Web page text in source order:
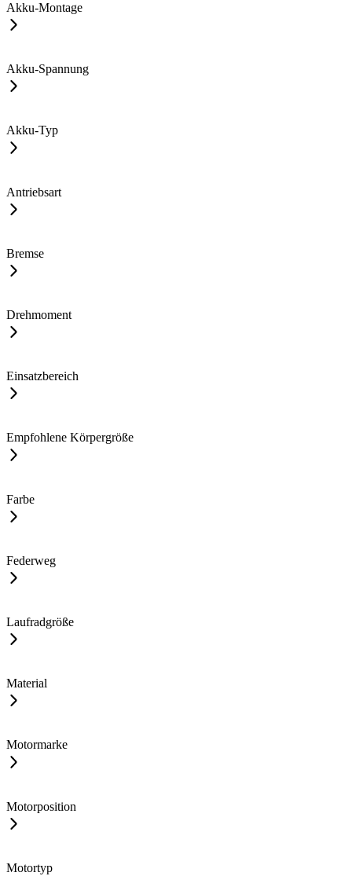
Akku-Montage
Akku-Spannung
Akku-Typ
Antriebsart
Bremse
Drehmoment
Einsatzbereich
Empfohlene Körpergröße
Farbe
Federweg
Laufradgröße
Material
Motormarke
Motorposition
Motortyp